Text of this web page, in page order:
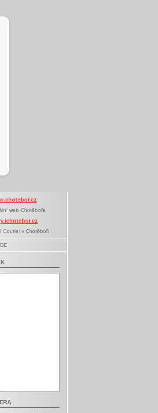
web Chotěboře
Courier v Chotěboři